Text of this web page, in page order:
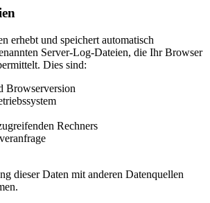
erhebt und speichert automatisch
Server-Log-Dateien, die Ihr Browser
Dies sind:
Browserversion
Rechners
dieser Daten mit anderen Datenquellen